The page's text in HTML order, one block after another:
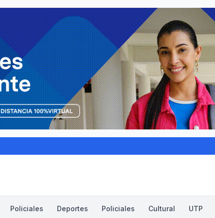
Policiales Deportes Policiales Cultural UTP